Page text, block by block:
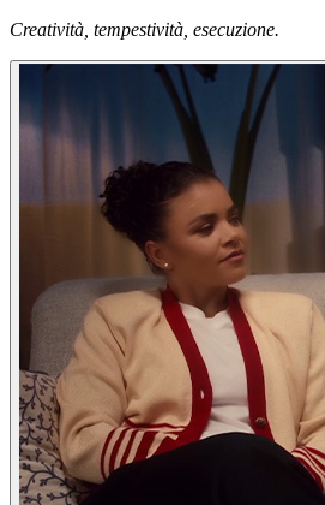
Creatività, tempestività, esecuzione.